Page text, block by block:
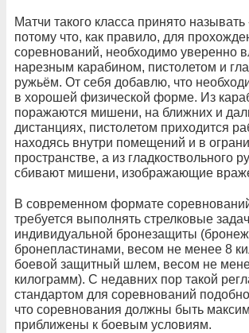
Матчи такого класса принято называть
потому что, как правило, для
соревнований, необходимо уверенно
нарезным карабином, пистолетом и
ружьём. От себя добавлю, что
в хорошей физической форме. Из
поражаются мишени, на ближних и
дистанциях, пистолетом приходится
находясь внутри помещений и в
пространстве, а из гладкоствольного
сбивают мишени, изображающие
В современном формате
требуется выполнять стрелковые
индивидуальной бронезащиты
бронепластинами, весом не менее 8
боевой защитный шлем, весом не
килограмм). С недавних пор такой
стандартом для соревнований
что соревнования должны быть
приближены к боевым условиям.